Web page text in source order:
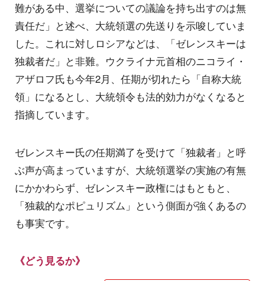
難がある中、選挙についての議論を持ち出すのは無
責任だ」と述べ、大統領選の先送りを示唆していま
した。これに対しロシアなどは、「ゼレンスキーは
独裁者だ」と非難。ウクライナ元首相のニコライ・
アザロフ氏も今年2月、任期が切れたら「自称大統
領」になるとし、大統領令も法的効力がなくなると
指摘しています。
ゼレンスキー氏の任期満了を受けて「独裁者」と呼
ぶ声が高まっていますが、大統領選挙の実施の有無
にかかわらず、ゼレンスキー政権にはもともと、
「独裁的なポピュリズム」という側面が強くあるの
も事実です。
《どう見るか》